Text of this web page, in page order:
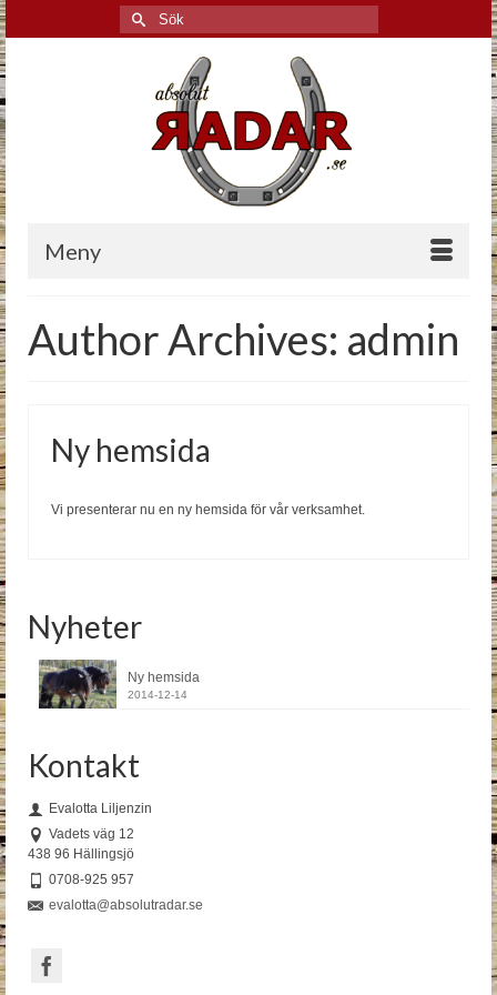
Search
for:
Meny
Author Archives: admin
Ny hemsida
Vi presenterar nu en ny hemsida för vår verksamhet.
Nyheter
Ny hemsida
2014-12-14
Kontakt
Evalotta Liljenzin
Vadets väg 12
438 96 Hällingsjö
0708-925 957
evalotta@absolutradar.se